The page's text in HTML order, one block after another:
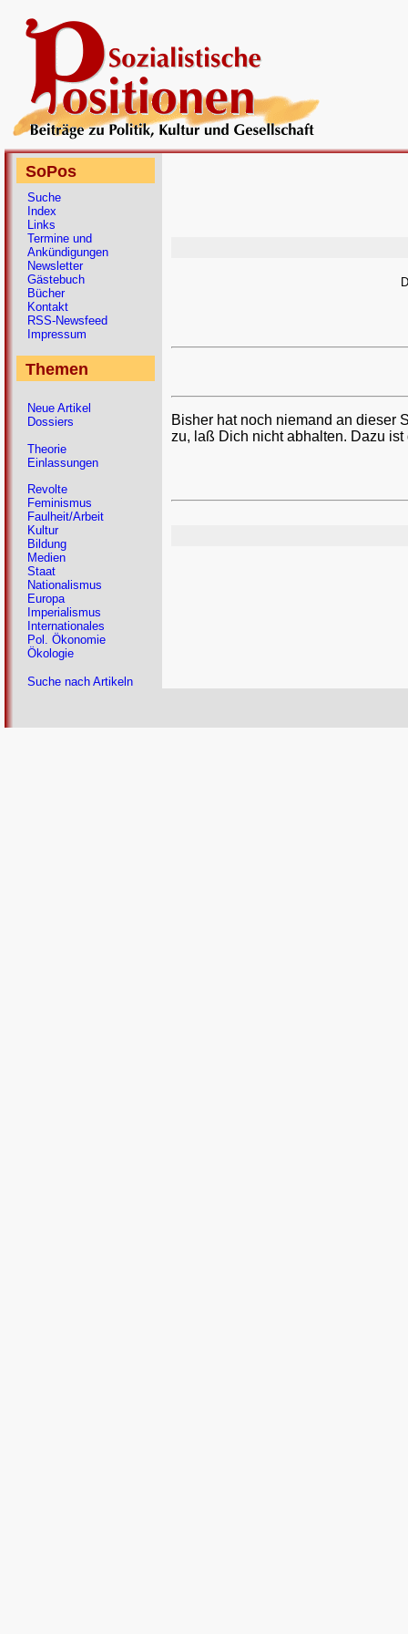
Bisher hat noch niemand an dieser
zu, laß Dich nicht abhalten. Dazu
SoPos
Suche
Index
Links
Termine und
Ankündigungen
Newsletter
Gästebuch
Bücher
Kontakt
RSS-Newsfeed
Impressum
Themen
Neue Artikel
Dossiers
Theorie
Einlassungen
Revolte
Feminismus
Faulheit/Arbeit
Kultur
Bildung
Medien
Staat
Nationalismus
Europa
Imperialismus
Internationales
Pol. Ökonomie
Ökologie
Suche nach Artikeln